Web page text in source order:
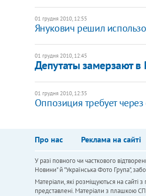
01 грудня 2010, 12:55
Янукович решил
01 грудня 2010, 12:45
Депутаты замерзают в
01 грудня 2010, 12:35
Оппозиция требует
Про нас Реклама на сайті
У разі повного чи часткового
Новини" й "Українська Фото Група",
Матеріали, які розміщуються на
представлені. Матеріали з плашкою